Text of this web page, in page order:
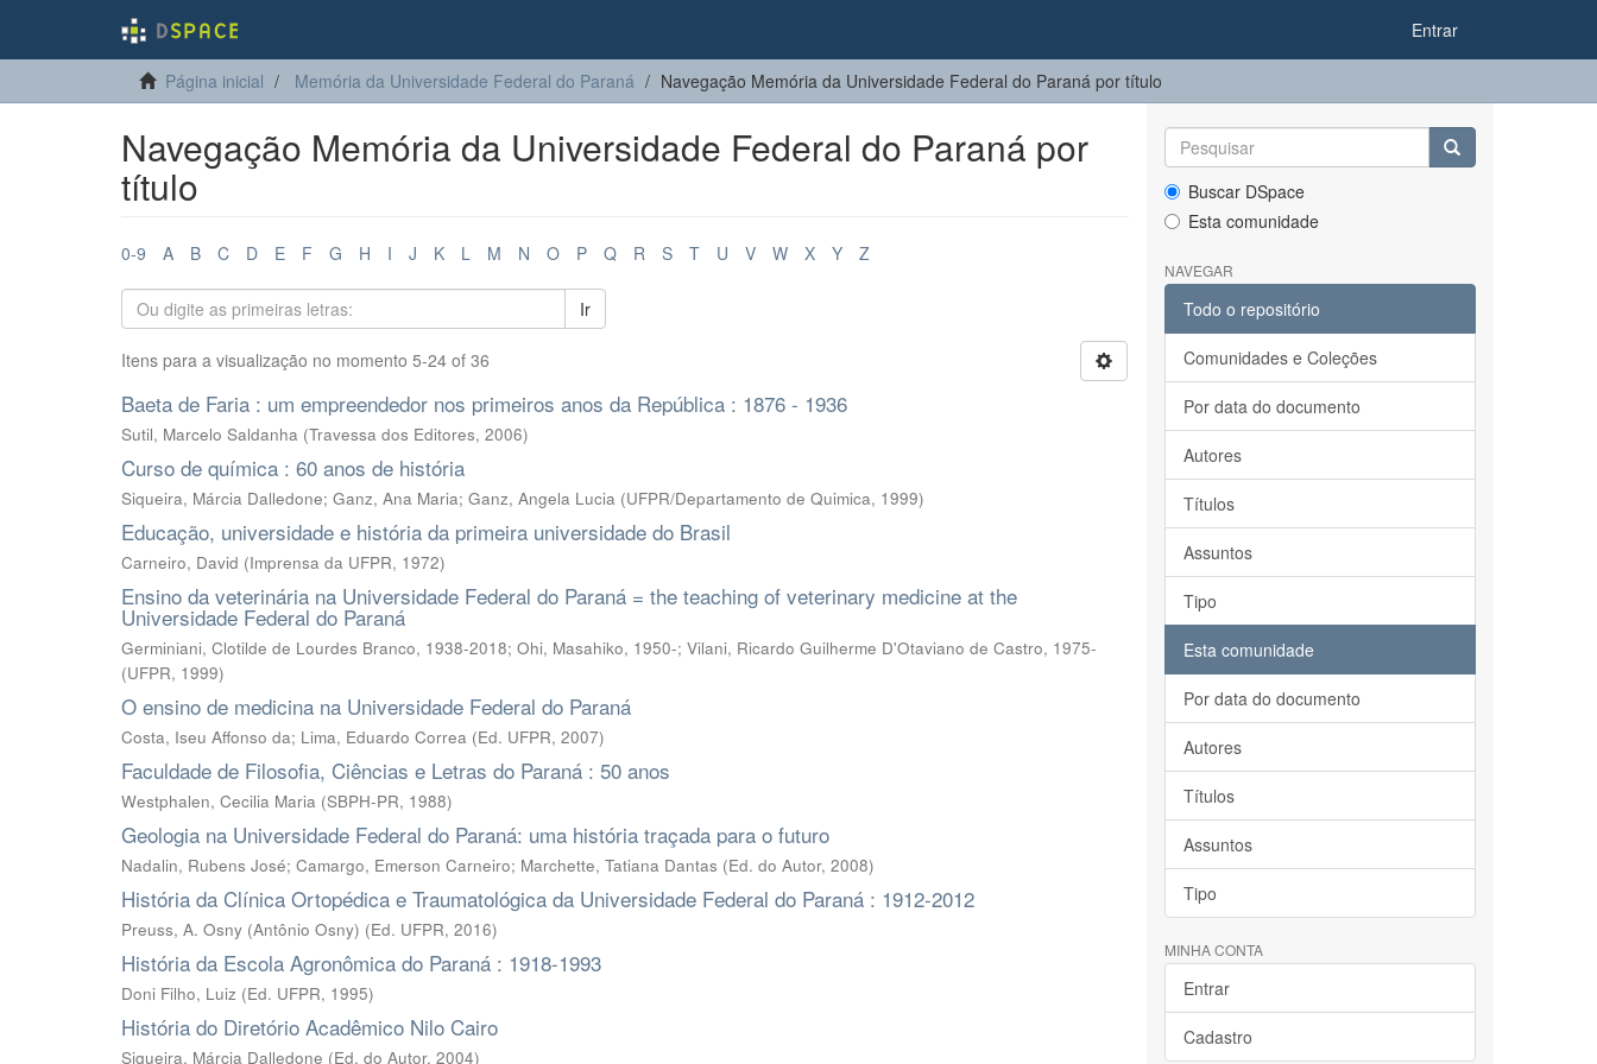
Entrar
Página inicial Memória da Universidade Federal do Paraná Navegação Memória da Universidade Federal do Paraná por título
Navegação Memória da Universidade Federal do Paraná por
título
0-9 A B C D E F G H I J K L M N O P Q R S T U V W X Y Z
Ir
Itens para a visualização no momento 5-24 of 36
Baeta de Faria : um empreendedor nos primeiros anos da República : 1876 - 1936
Sutil, Marcelo Saldanha (Travessa dos Editores, 2006)
Curso de química : 60 anos de história
Siqueira, Márcia Dalledone; Ganz, Ana Maria; Ganz, Angela Lucia (UFPR/Departamento de Quimica, 1999)
Educação, universidade e história da primeira universidade do Brasil
Carneiro, David (Imprensa da UFPR, 1972)
Ensino da veterinária na Universidade Federal do Paraná = the teaching of veterinary medicine at the
Universidade Federal do Paraná
Germiniani, Clotilde de Lourdes Branco, 1938-2018; Ohi, Masahiko, 1950-; Vilani, Ricardo Guilherme D'Otaviano de Castro, 1975-
(UFPR, 1999)
O ensino de medicina na Universidade Federal do Paraná
Costa, Iseu Affonso da; Lima, Eduardo Correa (Ed. UFPR, 2007)
Faculdade de Filosofia, Ciências e Letras do Paraná : 50 anos
Westphalen, Cecilia Maria (SBPH-PR, 1988)
Geologia na Universidade Federal do Paraná: uma história traçada para o futuro
Nadalin, Rubens José; Camargo, Emerson Carneiro; Marchette, Tatiana Dantas (Ed. do Autor, 2008)
História da Clínica Ortopédica e Traumatológica da Universidade Federal do Paraná : 1912-2012
Preuss, A. Osny (Antônio Osny) (Ed. UFPR, 2016)
História da Escola Agronômica do Paraná : 1918-1993
Doni Filho, Luiz (Ed. UFPR, 1995)
História do Diretório Acadêmico Nilo Cairo
Siqueira, Márcia Dalledone (Ed. do Autor, 2004)
Buscar DSpace
Esta comunidade
NAVEGAR
Todo o repositório
Comunidades e Coleções
Por data do documento
Autores
Títulos
Assuntos
Tipo
Esta comunidade
Por data do documento
Autores
Títulos
Assuntos
Tipo
MINHA CONTA
Entrar
Cadastro